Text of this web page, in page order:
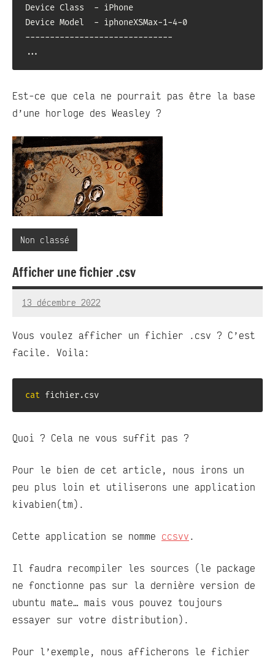
Device Class  - iPhone
Device Model  - iphoneXSMax-1-4-0
------------------------------
...
Est-ce que cela ne pourrait pas être la base
d’une horloge des Weasley ?
Non classé
Afficher une fichier .csv
13 décembre 2022
RedBug
Aucun
Vous voulez afficher un fichier .csv ? C’est
facile. Voila:
cat fichier.csv
Quoi ? Cela ne vous suffit pas ?
Pour le bien de cet article, nous irons un
peu plus loin et utiliserons une application
kivabien(tm).
Cette application se nomme ccsvv .
Il faudra recompiler les sources (le package
ne fonctionne pas sur la dernière version de
ubuntu mate… mais vous pouvez toujours
essayer sur votre distribution).
Pour l’exemple, nous afficherons le fichier